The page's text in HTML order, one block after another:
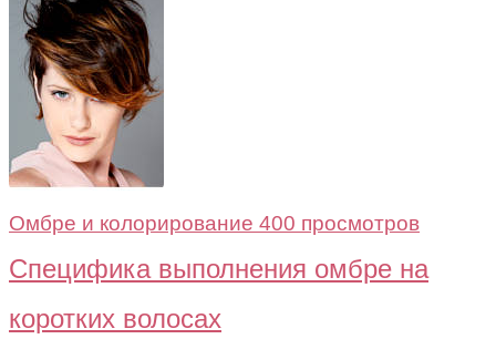
Омбре и колорирование 400 просмотров
Специфика выполнения омбре на
коротких волосах